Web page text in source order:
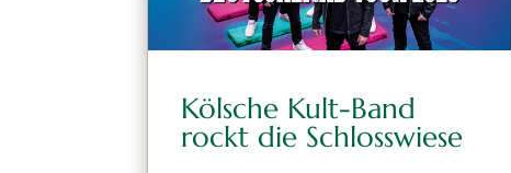
Kölsche Kult-Band
rockt die Schlosswiese